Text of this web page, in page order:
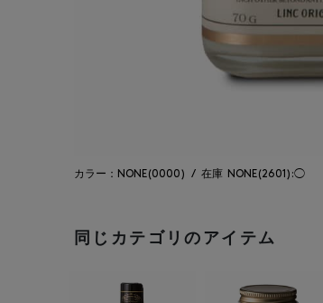
カラー：NONE(0000) / 在庫 NONE(2601):◯
同じカテゴリのアイテム